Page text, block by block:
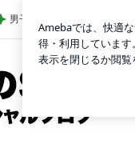
院議員 西田昌司
男子に大好評のコストコハン